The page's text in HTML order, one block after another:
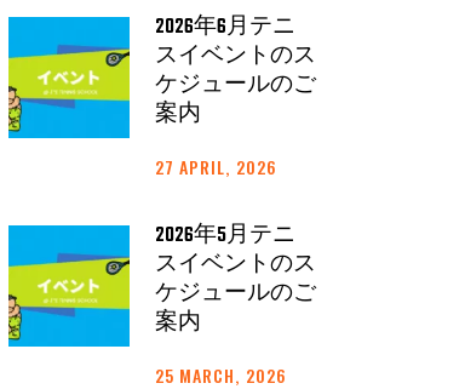
2026年6月テニ
スイベントのス
ケジュールのご
案内
27 APRIL, 2026
2026年5月テニ
スイベントのス
ケジュールのご
案内
25 MARCH, 2026